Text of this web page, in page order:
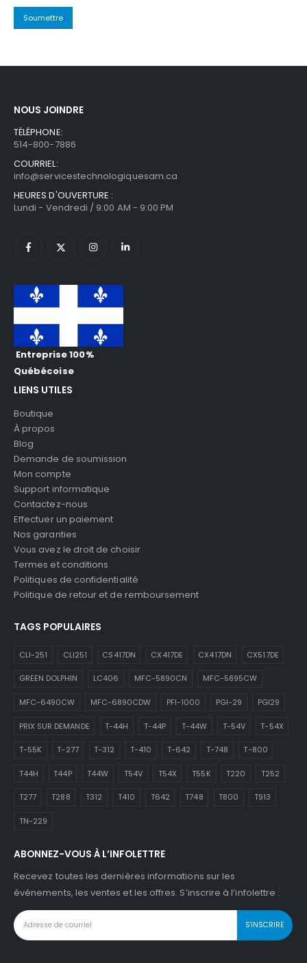
NOUS JOINDRE
TÉLÉPHONE:
514-800-7886
COURRIEL:
info@servicestechnologiquesam.ca
HEURES D'OUVERTURE :
Lundi - Vendredi / 9:00 AM - 9:00 PM
Entreprise 100%
Québécoise
LIENS UTILES
Boutique
À propos
Blog
Demande de soumission
Mon compte
Support informatique
Contactez-nous
Effectuer un paiement
Nos garanties
Vous avez le droit de choisir
Termes et conditions
Politiques de confidentialité
Politique de retour et de remboursement
TAGS POPULAIRES
CLI-251 CLI251 CS417DN CX417DE CX417DN CX517DE
GREEN DOLPHIN LC406 MFC-5890CN MFC-5895CW
MFC-6490CW MFC-6890CDW PFI-1000 PGI-29 PGI29
PRIX SUR DEMANDE T-44H T-44P T-44W T-54V T-54X
T-55K T-277 T-312 T-410 T-642 T-748 T-800
T44H T44P T44W T54V T54X T55K T220 T252
T277 T288 T312 T410 T642 T748 T800 T913
TN-229
ABONNEZ-VOUS À L’INFOLETTRE
Recevez toutes les dernières informations sur les
événements, les ventes et les offres. S’inscrire à l’infolettre :